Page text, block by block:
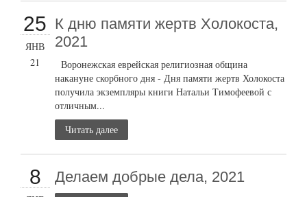
25
ЯНВ
21
К дню памяти жертв Холокоста,
2021
Воронежская еврейская религиозная община
накануне скорбного дня - Дня памяти жертв Холокоста
получила экземпляры книги Натальи Тимофеевой с
отличным...
Читать далее
8 Делаем добрые дела, 2021